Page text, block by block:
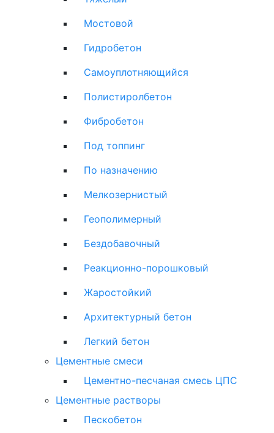
Мостовой
Гидробетон
Самоуплотняющийся
Полистиролбетон
Фибробетон
Под топпинг
По назначению
Мелкозернистый
Геополимерный
Бездобавочный
Реакционно-порошковый
Жаростойкий
Архитектурный бетон
Легкий бетон
Цементные смеси
Цементно-песчаная смесь ЦПС
Цементные растворы
Пескобетон